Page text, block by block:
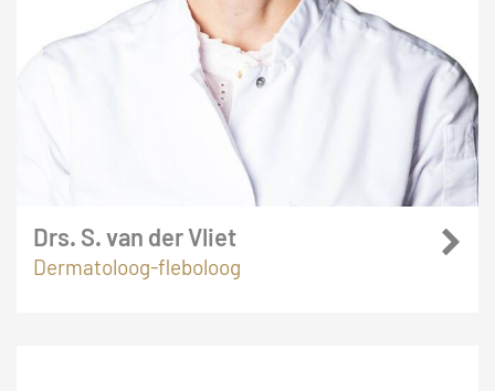
Drs. S. van der Vliet
Dermatoloog-fleboloog